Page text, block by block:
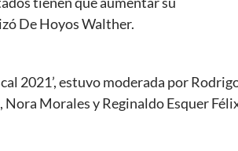
De Hoyos Walther.
2021’, estuvo moderada por
Morales y Reginaldo Esquer